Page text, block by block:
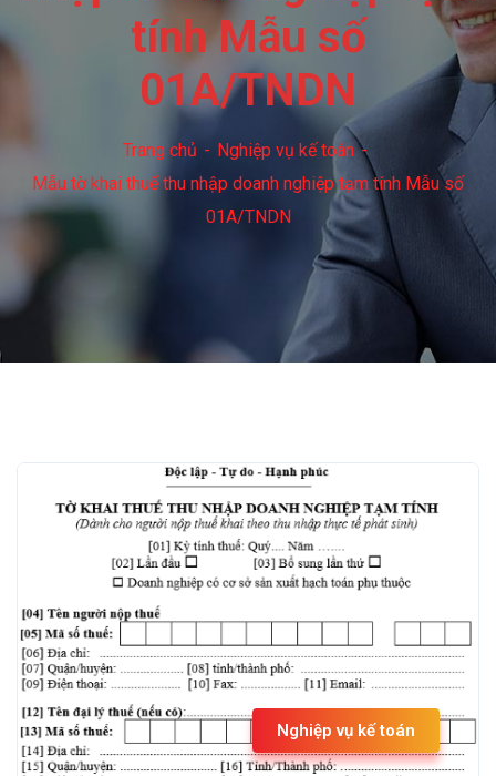
tính Mẫu số
01A/TNDN
Trang chủ
Nghiệp vụ kế toán
Mẫu tờ khai thuế thu nhập doanh nghiệp tạm tính Mẫu số
01A/TNDN
Nghiệp vụ kế toán